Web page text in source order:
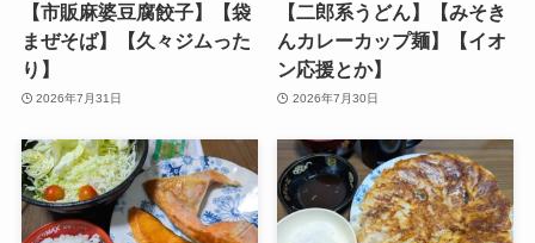
【市販麻婆豆腐餃子】【袋
まぜそば】【久々ジムった
り】
2026年7月31日
【二郎系うどん】【みそき
んカレーカップ麺】【イオ
ン応援とか】
2026年7月30日